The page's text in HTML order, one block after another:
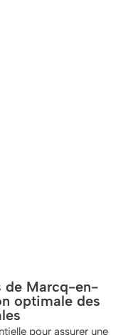
de Marcq-en-
optimale des
pour assurer une